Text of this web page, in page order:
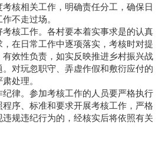
核相关工作，明确责任分工，确保日
不走过场。
核工作。各村要本着实事求是的认真
在日常工作中逐项落实，考核时对提
效性负责，如实反映推进乡村振兴战
对玩忽职守、弄虚作假和敷衍应付的
处理。
律。参加考核工作的人员要严格执行
序、标准和要求开展考核工作，严格
规违纪行为的，经核实后将依照有关